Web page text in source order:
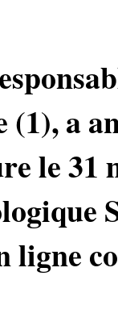
a
le 31
ligne